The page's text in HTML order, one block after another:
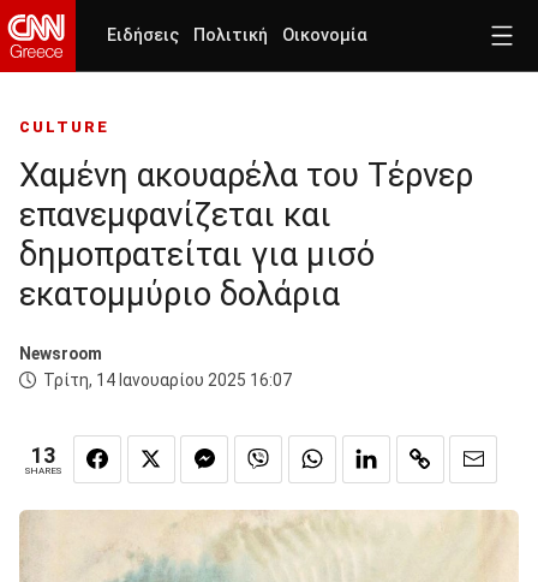
Ειδήσεις Πολιτική Οικονομία
CULTURE
Χαμένη ακουαρέλα του Τέρνερ
επανεμφανίζεται και
δημοπρατείται για μισό
εκατομμύριο δολάρια
Newsroom
Τρίτη, 14 Ιανουαρίου 2025 16:07
13
SHARES